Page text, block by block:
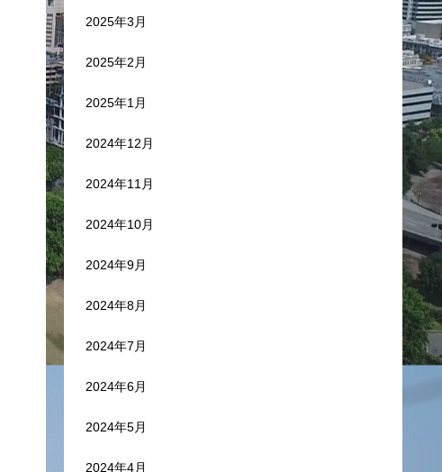
2025年3月
2025年2月
2025年1月
2024年12月
2024年11月
2024年10月
2024年9月
2024年8月
2024年7月
2024年6月
2024年5月
2024年4月